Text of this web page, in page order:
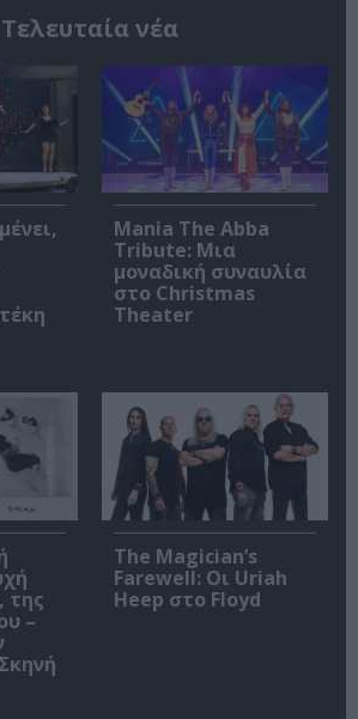
Τελευταία νέα
Mania The Abba
Tribute: Μια
μοναδική συναυλία
στο Christmas
Theater
της
–
The Magician’s
Farewell: Οι Uriah
Heep στο Floyd